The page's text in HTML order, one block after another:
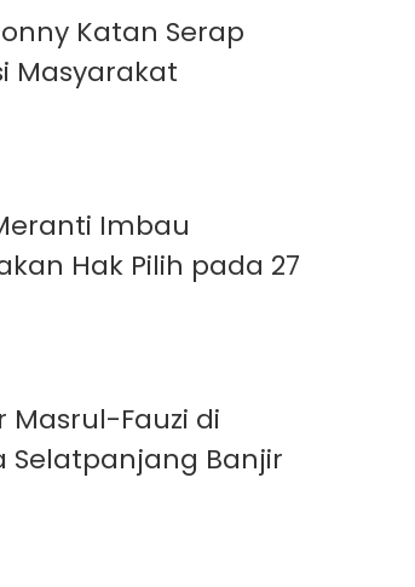
Katan Serap
Masyarakat
Imbau
Hak Pilih pada 27
Masrul-Fauzi di
Selatpanjang Banjir